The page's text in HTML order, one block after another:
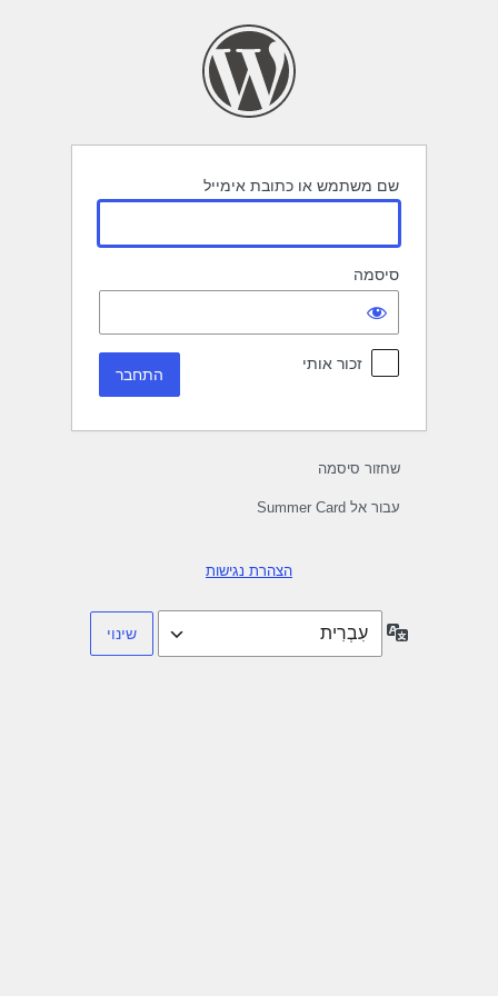
שם משתמש או כתובת אימייל
סיסמה
זכור אותי
שחזור סיסמה
עבור אל Summer Card
הצהרת נגישות
שפה